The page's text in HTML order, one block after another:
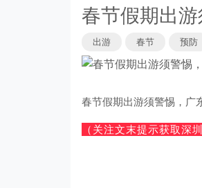
春节假期出
出游 春节 预防
春节假期出游须警惕，广
（关注文末提示获取深